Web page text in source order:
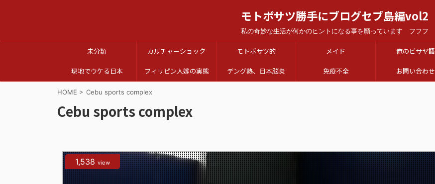
モトボサツ勝手にブログセブ島編vol2
私の奇妙な生活が何かのヒントになる事を願っています フフフ
未分類 カルチャーショック モトボサツ的 メイド 俺のビサヤ語
現地でウケる日本 フィリピン人嫁の実態 デング熱、日本脳炎 免疫不全 お問い合わせ
HOME > Cebu sports complex
Cebu sports complex
1,538 view